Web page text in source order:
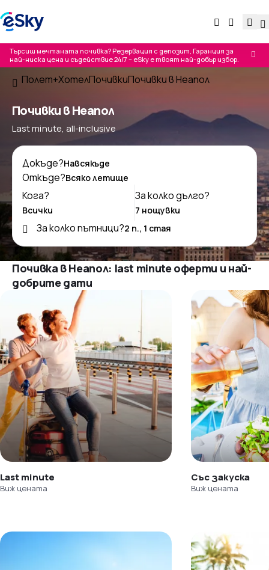
Търсиш мечтаната почивка? Резервация с депозит, Гаранция за
най-ниска цена и съдействие 24/7 – eSky е твоят най-добър избор.
Полет+ХотелПочивкиПочивки в Неапол
Почивки в Неапол
Last minute, all-inclusive
Докъде?
Откъде?
Кога?
За колко дълго?
За колко пътници?
Почивка в Неапол: last minute оферти и най-
добрите дати
Last minute
Виж цената
Със закуска
Виж цената